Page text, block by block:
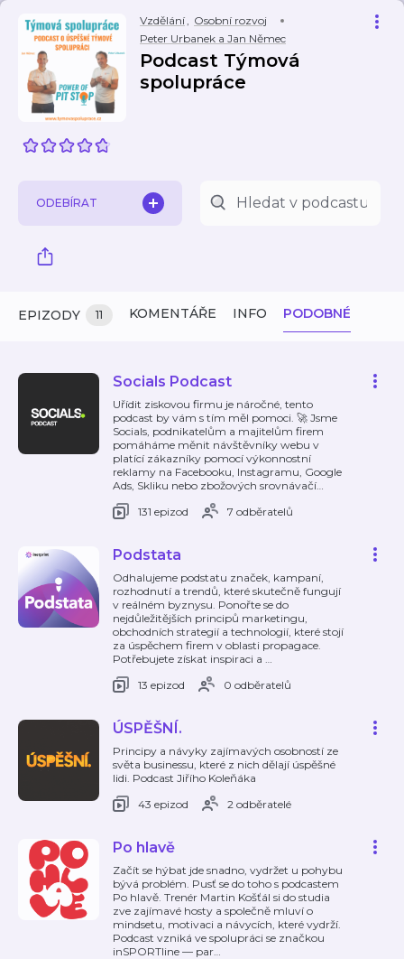
Vzdělání, Osobní rozvoj
Peter Urbanek a Jan Němec
Podcast Týmová
spolupráce
ODEBÍRAT
EPIZODY 11 KOMENTÁŘE INFO PODOBNÉ
Socials Podcast
Uřídit ziskovou firmu je náročné, tento
podcast by vám s tím měl pomoci. 🚀 Jsme
Socials, podnikatelům a majitelům firem
pomáháme měnit návštěvníky webu v
platící zákazníky pomocí výkonnostní
reklamy na Facebooku, Instagramu, Google
Ads, Skliku nebo zbožových srovnávačí…
131 epizod
7 odběratelů
Podstata
Odhalujeme podstatu značek, kampaní,
rozhodnutí a trendů, které skutečně fungují
v reálném byznysu. Ponořte se do
nejdůležitějších principů marketingu,
obchodních strategií a technologií, které stojí
za úspěchem firem v oblasti propagace.
Potřebujete získat inspiraci a …
13 epizod
0 odběratelů
ÚSPĚŠNÍ.
Principy a návyky zajímavých osobností ze
světa businessu, které z nich dělají úspěšné
lidi. Podcast Jiřího Koleňáka
43 epizod
2 odběratelé
Po hlavě
Začít se hýbat jde snadno, vydržet u pohybu
bývá problém. Pusť se do toho s podcastem
Po hlavě. Trenér Martin Košťál si do studia
zve zajímavé hosty a společně mluví o
mindsetu, motivaci a návycích, které vydrží.
Podcast vzniká ve spolupráci se značkou
inSPORTline — par…